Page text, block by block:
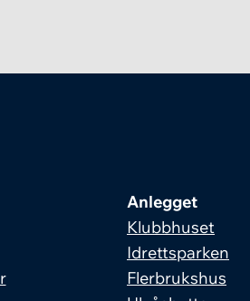
Anlegget
Klubbhuset
Idrettsparken
Flerbrukshus